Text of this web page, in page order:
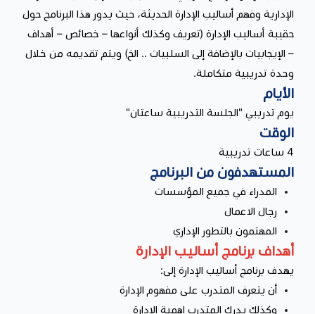
الإدارية وفهم أساليب الإدارة الحديثة، حيث يدور هذا البرنامج حول
حقيبة أساليب الإدارة (تعريف وكذلك أنواعها – خصائص – أهداف
– الإيجابيات بالإضافة إلى السلبيات .. الخ) ويتم تقديمه من خلال
وحدة تدريبية متكاملة.
الأيام
يوم تدريبي "الجلسة التدريبية ساعتان"
الوقت
4 ساعات تدريبية
المستهدفون من البرنامج
المدراء في جميع المؤسسات
رجال الاعمال
المهتمون بالتطور الإداري
أهداف برنامج أساليب الإدارة
يهدف برنامج أساليب الإدارة إلى:
أن يتعرف المتدرب على مفهوم الإدارة
وكذلك يدرك المتدرب اهمية الإدارة